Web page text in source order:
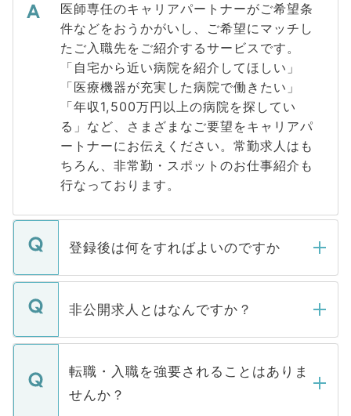
医師専任のキャリアパートナーがご希望条
件などをおうかがいし、ご希望にマッチし
たご入職先をご紹介するサービスです。
「自宅から近い病院を紹介してほしい」
「医療機器が充実した病院で働きたい」
「年収1,500万円以上の病院を探してい
る」など、さまざまなご要望をキャリアパ
ートナーにお伝えください。常勤求人はも
ちろん、非常勤・スポットのお仕事紹介も
行なっております。
登録後は何をすればよいのですか
ご登録いただきましたら、弊社担当者がご
登録内容を確認し、その後メールもしくは
ます。通常、5営業日以内にはご連絡をせて
いただきますので、しばらくお待ちくださ
非公開求人とはなんですか？
マイナビDOCTORで取り扱っている求人の
うち約3割は、Webサイトからご覧いただ
けない「非公開求人」です。非公開求人は
下記の理由によって、一般には公開してい
転職・入職を強要されることはありま
せんか？